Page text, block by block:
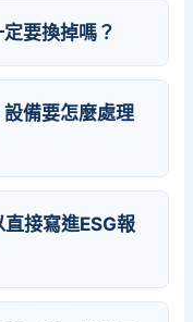
要換掉嗎？
備要怎麼處理
接寫進ESG報